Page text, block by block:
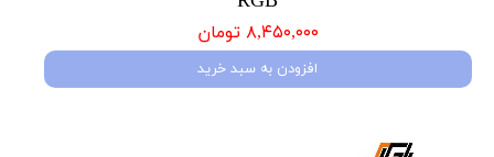
۸,۴۵۰,۰۰۰ تومان
افزودن به سبد خرید